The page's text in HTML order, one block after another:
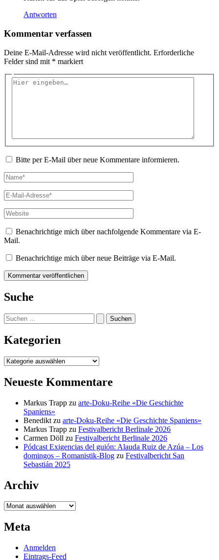
Antworten
Kommentar verfassen
Deine E-Mail-Adresse wird nicht veröffentlicht. Erforderliche
Felder sind mit * markiert
Hier
Bitte per E-Mail über neue Kommentare informieren.
Name*
E-
Mail-
Adresse*
Website
Benachrichtige mich über nachfolgende Kommentare via E-
Mail.
Benachrichtige mich über neue Beiträge via E-Mail.
Suche
Suchen
nach:
Kategorien
Kategorien
Neueste Kommentare
Markus Trapp zu arte-Doku-Reihe «Die Geschichte
Spaniens»
Benedikt zu arte-Doku-Reihe «Die Geschichte Spaniens»
Markus Trapp zu Festivalbericht Berlinale 2026
Carmen Döll zu Festivalbericht Berlinale 2026
Pódcast Exigencias del guión: Alauda Ruiz de Azúa – Los
domingos – Romanistik-Blog zu Festivalbericht San
Sebastián 2025
Archiv
Archiv
Meta
Anmelden
Eintrags-Feed